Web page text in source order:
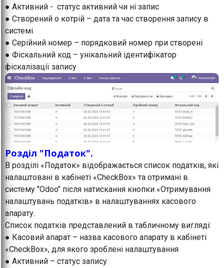
● Активний - статус активний чи ні запис
● Створений о котрій – дата та час створення запису в
системі
● Серійний номер – порядковий номер при створені
● Фіскальний код – унікальний ідентифікатор
фіскалізації запису
Розділ "Податок".
В розділі «Податок» відображається список податків, які
налаштовані в кабінеті «CheckBox» та отримані в
систему "Odoo" після натискання кнопки «Отримування
налаштувань податків» в налаштуваннях касового
апарату.
Список податків представлений в табличному вигляді:
● Касовий апарат – назва касового апарату в кабінеті
«CheckBox», для якого зроблені налаштування
● Активний – статус запису